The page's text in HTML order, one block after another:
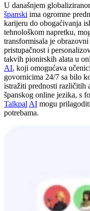
U današnjem
španski ima ogromne
karijeru do obogaćivanja
tehnološkom napretku,
transformisala je
pristupačnost i
takvih pionirskih alata u
AI, koji omogućava
govornicima 24/7 sa bilo
istražiti prednosti različitih
španskog online jezika, s
Talkpal AI mogu
potrebama.